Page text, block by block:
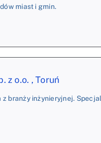
miast i gmin.
z o.o. , Toruń
branży inżynieryjnej.